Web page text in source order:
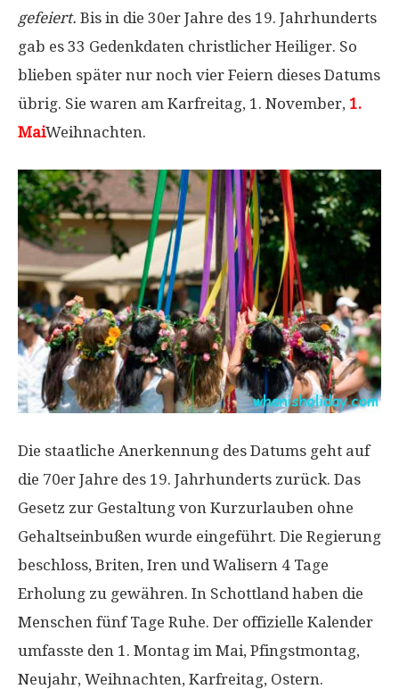
gefeiert. Bis in die 30er Jahre des 19. Jahrhunderts
gab es 33 Gedenkdaten christlicher Heiliger. So
blieben später nur noch vier Feiern dieses Datums
übrig. Sie waren am Karfreitag, 1. November, 1.
MaiWeihnachten.
Die staatliche Anerkennung des Datums geht auf
die 70er Jahre des 19. Jahrhunderts zurück. Das
Gesetz zur Gestaltung von Kurzurlauben ohne
Gehaltseinbußen wurde eingeführt. Die Regierung
beschloss, Briten, Iren und Walisern 4 Tage
Erholung zu gewähren. In Schottland haben die
Menschen fünf Tage Ruhe. Der offizielle Kalender
umfasste den 1. Montag im Mai, Pfingstmontag,
Neujahr, Weihnachten, Karfreitag, Ostern.